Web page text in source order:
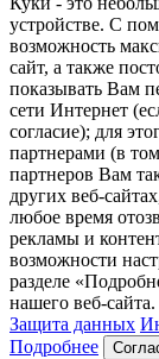
устройстве. С
возможность
сайт, а также
показывать Вам
сети Интернет
согласие); для
партнерами (в
партнеров Вам
других веб-
любое время
рекламы и
возможности
разделе
нашего веб-сайта.
Защита данных
Подробнее